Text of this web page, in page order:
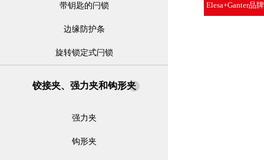
带钥匙的闩锁
边缘防护条
旋转锁定式闩锁
铰接夹、强力夹和钩形夹
强力夹
钩形夹
Elesa+Ganter品